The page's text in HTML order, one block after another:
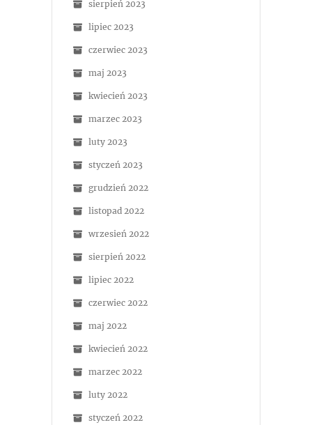
sierpień 2023
lipiec 2023
czerwiec 2023
maj 2023
kwiecień 2023
marzec 2023
luty 2023
styczeń 2023
grudzień 2022
listopad 2022
wrzesień 2022
sierpień 2022
lipiec 2022
czerwiec 2022
maj 2022
kwiecień 2022
marzec 2022
luty 2022
styczeń 2022